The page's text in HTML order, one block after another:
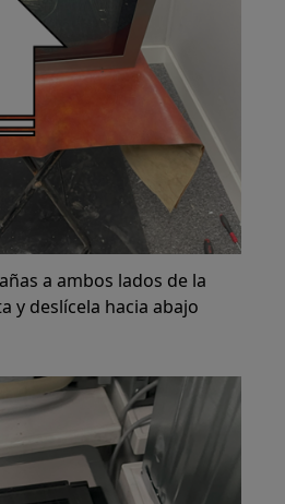
a ambos lados de la
y deslícela hacia abajo